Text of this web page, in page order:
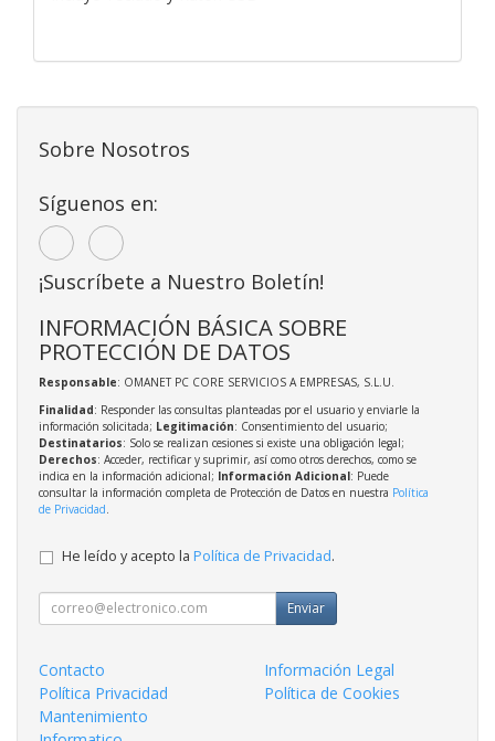
Sobre Nosotros
Síguenos en:
¡Suscríbete a Nuestro Boletín!
INFORMACIÓN BÁSICA SOBRE
PROTECCIÓN DE DATOS
Responsable: OMANET PC CORE SERVICIOS A EMPRESAS, S.L.U.
Finalidad: Responder las consultas planteadas por el usuario y enviarle la
información solicitada; Legitimación: Consentimiento del usuario;
Destinatarios: Solo se realizan cesiones si existe una obligación legal;
Derechos: Acceder, rectificar y suprimir, así como otros derechos, como se
indica en la información adicional; Información Adicional: Puede
consultar la información completa de Protección de Datos en nuestra Política
de Privacidad
He leído y acepto la Política de Privacidad.
Enviar
Contacto
Información Legal
Política Privacidad
Política de Cookies
Mantenimiento